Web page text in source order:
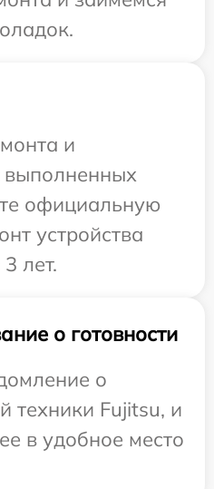
и
выполненных
официальную
устройства
лет.
о готовности
о
техники Fujitsu, и
в удобное место